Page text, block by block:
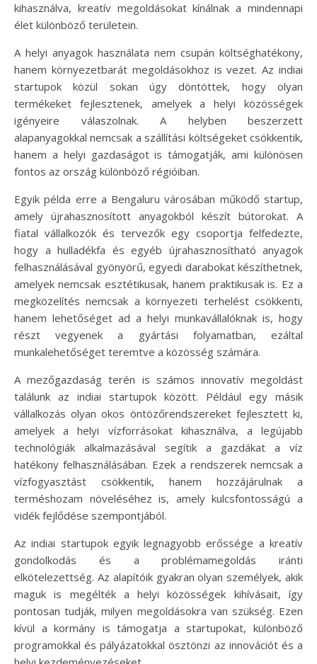
kihasználva, kreatív megoldásokat kínálnak a mindennapi
élet különböző területein.
A helyi anyagok használata nem csupán költséghatékony,
hanem környezetbarát megoldásokhoz is vezet. Az indiai
startupok közül sokan úgy döntöttek, hogy olyan
termékeket fejlesztenek, amelyek a helyi közösségek
igényeire válaszolnak. A helyben beszerzett
alapanyagokkal nemcsak a szállítási költségeket csökkentik,
hanem a helyi gazdaságot is támogatják, ami különösen
fontos az ország különböző régióiban.
Egyik példa erre a Bengaluru városában működő startup,
amely újrahasznosított anyagokból készít bútorokat. A
fiatal vállalkozók és tervezők egy csoportja felfedezte,
hogy a hulladékfa és egyéb újrahasznosítható anyagok
felhasználásával gyönyörű, egyedi darabokat készíthetnek,
amelyek nemcsak esztétikusak, hanem praktikusak is. Ez a
megközelítés nemcsak a környezeti terhelést csökkenti,
hanem lehetőséget ad a helyi munkavállalóknak is, hogy
részt vegyenek a gyártási folyamatban, ezáltal
munkalehetőséget teremtve a közösség számára.
A mezőgazdaság terén is számos innovatív megoldást
találunk az indiai startupok között. Például egy másik
vállalkozás olyan okos öntözőrendszereket fejlesztett ki,
amelyek a helyi vízforrásokat kihasználva, a legújabb
technológiák alkalmazásával segítik a gazdákat a víz
hatékony felhasználásában. Ezek a rendszerek nemcsak a
vízfogyasztást csökkentik, hanem hozzájárulnak a
terméshozam növeléséhez is, amely kulcsfontosságú a
vidék fejlődése szempontjából.
Az indiai startupok egyik legnagyobb erőssége a kreatív
gondolkodás és a problémamegoldás iránti
elkötelezettség. Az alapítóik gyakran olyan személyek, akik
maguk is megélték a helyi közösségek kihívásait, így
pontosan tudják, milyen megoldásokra van szükség. Ezen
kívül a kormány is támogatja a startupokat, különböző
programokkal és pályázatokkal ösztönzi az innovációt és a